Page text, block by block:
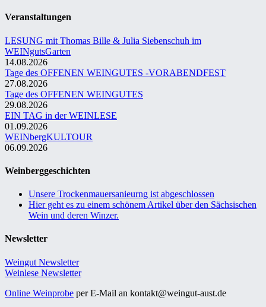
Veranstaltungen
LESUNG mit Thomas Bille & Julia Siebenschuh im
WEINgutsGarten
14.08.2026
Tage des OFFENEN WEINGUTES -VORABENDFEST
27.08.2026
Tage des OFFENEN WEINGUTES
29.08.2026
EIN TAG in der WEINLESE
01.09.2026
WEINbergKULTOUR
06.09.2026
Weinberggeschichten
Unsere Trockenmauersanieurng ist abgeschlossen
Hier geht es zu einem schönem Artikel über den Sächsischen
Wein und deren Winzer.
Newsletter
Weingut Newsletter
Weinlese Newsletter
Online Weinprobe per E-Mail an kontakt@weingut-aust.de